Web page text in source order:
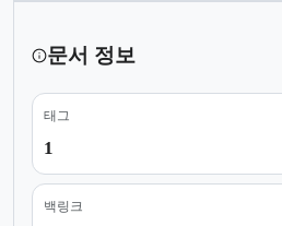
문서 정보
태그
1
백링크